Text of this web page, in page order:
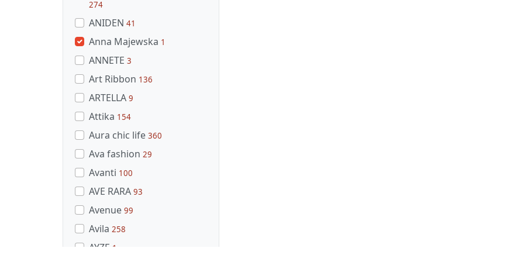
274
ANIDEN 41
Anna Majewska 1
ANNETE 3
Art Ribbon 136
ARTELLA 9
Attika 154
Aura chic life 360
Ava fashion 29
Avanti 100
AVE RARA 93
Avenue 99
Avila 258
AYZE 1